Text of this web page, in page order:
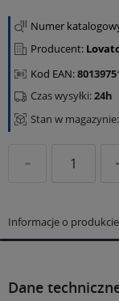
Numer
Producent:
Kod EAN:
Stan w magazynie:
Czas wysyłki:24h
Informacje o produkcie
Dane